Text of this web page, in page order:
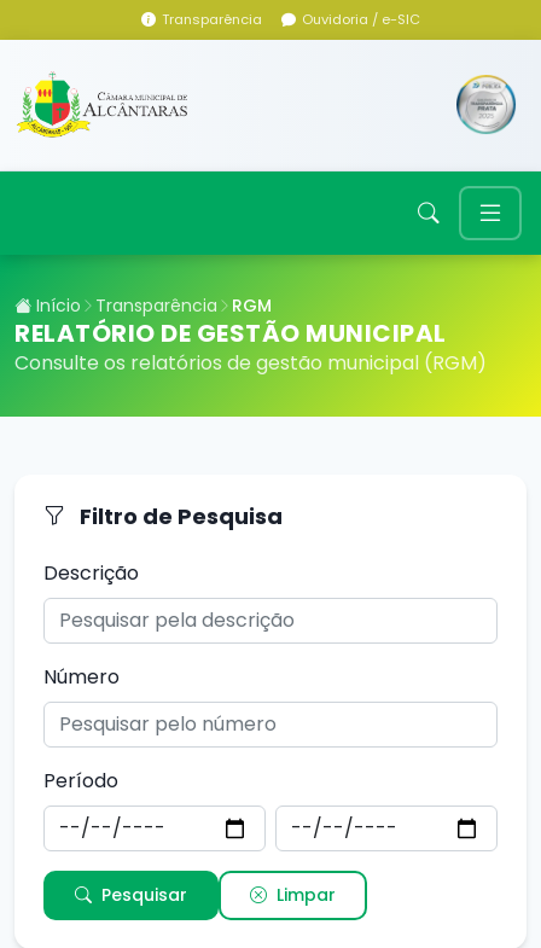
Transparência Ouvidoria / e-SIC
Início Transparência RGM
RELATÓRIO DE GESTÃO MUNICIPAL
Consulte os relatórios de gestão municipal (RGM)
Filtro de Pesquisa
Descrição
Número
Período
Pesquisar Limpar